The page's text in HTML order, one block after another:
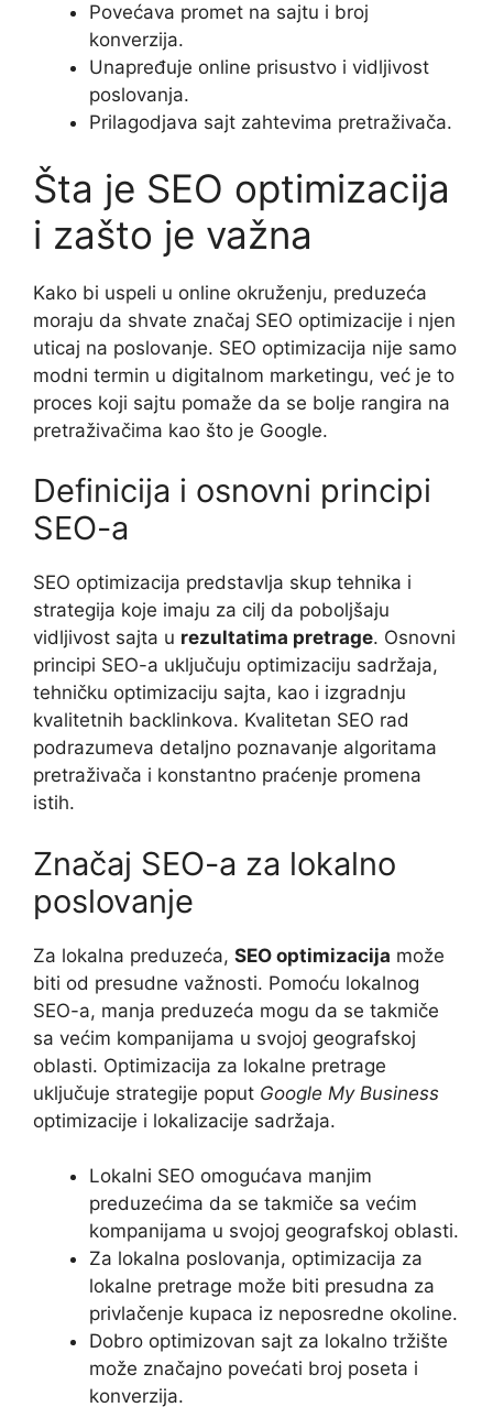
Povećava promet na sajtu i broj
konverzija.
Unapređuje online prisustvo i vidljivost
poslovanja.
Prilagodjava sajt zahtevima pretraživača.
Šta je SEO optimizacija
i zašto je važna
Kako bi uspeli u online okruženju, preduzeća
moraju da shvate značaj SEO optimizacije i njen
uticaj na poslovanje. SEO optimizacija nije samo
modni termin u digitalnom marketingu, već je to
proces koji sajtu pomaže da se bolje rangira na
pretraživačima kao što je Google.
Definicija i osnovni principi
SEO-a
SEO optimizacija predstavlja skup tehnika i
strategija koje imaju za cilj da poboljšaju
vidljivost sajta u rezultatima pretrage. Osnovni
principi SEO-a uključuju optimizaciju sadržaja,
tehničku optimizaciju sajta, kao i izgradnju
kvalitetnih backlinkova. Kvalitetan SEO rad
podrazumeva detaljno poznavanje algoritama
pretraživača i konstantno praćenje promena
istih.
Značaj SEO-a za lokalno
poslovanje
Za lokalna preduzeća, SEO optimizacija može
biti od presudne važnosti. Pomoću lokalnog
SEO-a, manja preduzeća mogu da se takmiče
sa većim kompanijama u svojoj geografskoj
oblasti. Optimizacija za lokalne pretrage
uključuje strategije poput Google My Business
optimizacije i lokalizacije sadržaja.
Lokalni SEO omogućava manjim
preduzećima da se takmiče sa većim
kompanijama u svojoj geografskoj oblasti.
Za lokalna poslovanja, optimizacija za
lokalne pretrage može biti presudna za
privlačenje kupaca iz neposredne okoline.
Dobro optimizovan sajt za lokalno tržište
može značajno povećati broj poseta i
konverzija.